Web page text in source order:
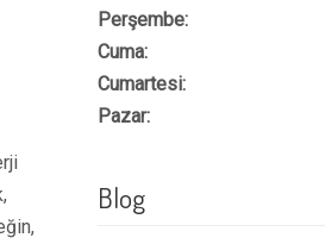
Perşembe:
Cuma:
Cumartesi:
Pazar:
Blog